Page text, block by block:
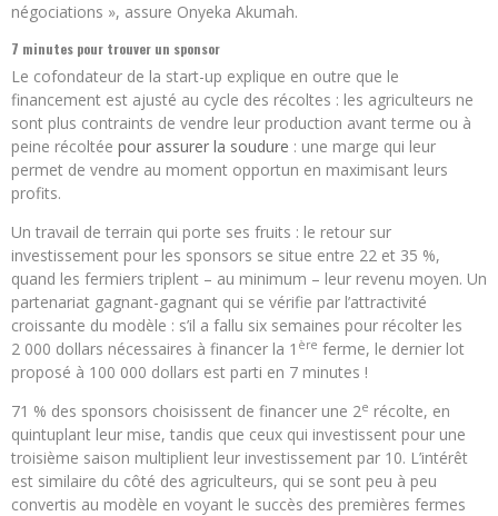
négociations », assure Onyeka Akumah.
7 minutes pour trouver un sponsor
Le cofondateur de la start-up explique en outre que le
financement est ajusté au cycle des récoltes : les agriculteurs ne
sont plus contraints de vendre leur production avant terme ou à
peine récoltée pour assurer la soudure : une marge qui leur
permet de vendre au moment opportun en maximisant leurs
profits.
Un travail de terrain qui porte ses fruits : le retour sur
investissement pour les sponsors se situe entre 22 et 35 %,
quand les fermiers triplent – au minimum – leur revenu moyen. Un
partenariat gagnant-gagnant qui se vérifie par l’attractivité
croissante du modèle : s’il a fallu six semaines pour récolter les
2 000 dollars nécessaires à financer la 1 ère ferme, le dernier lot
proposé à 100 000 dollars est parti en 7 minutes !
71 % des sponsors choisissent de financer une 2e récolte, en
quintuplant leur mise, tandis que ceux qui investissent pour une
troisième saison multiplient leur investissement par 10. L’intérêt
est similaire du côté des agriculteurs, qui se sont peu à peu
convertis au modèle en voyant le succès des premières fermes